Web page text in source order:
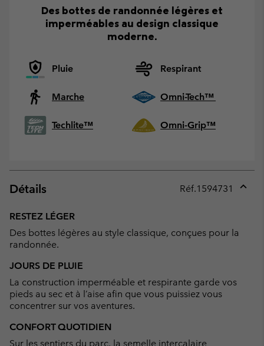
Des bottes de randonnée légères et
imperméables au design classique
moderne.
Pluie Respirant
Marche Omni-Tech™
Techlite™ Omni-Grip™
Détails Réf.1594731
RESTEZ LÉGER
Des bottes légères au style classique, conçues pour la
randonnée.
JOURS DE PLUIE
La construction imperméable et respirante garde vos
pieds au sec et à l’aise afin que vous puissiez vous
concentrer sur vos aventures.
CONFORT QUOTIDIEN
Sur les sentiers du parc, la semelle intercalaire